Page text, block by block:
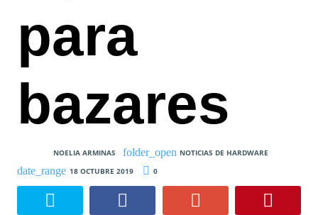
para
bazares
NOELIA ARMINAS
NOTICIAS DE HARDWARE
18 OCTUBRE 2019
0